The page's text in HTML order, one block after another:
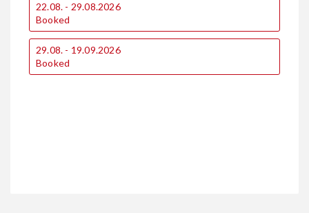
22.08. - 29.08.2026
Booked
29.08. - 19.09.2026
Booked